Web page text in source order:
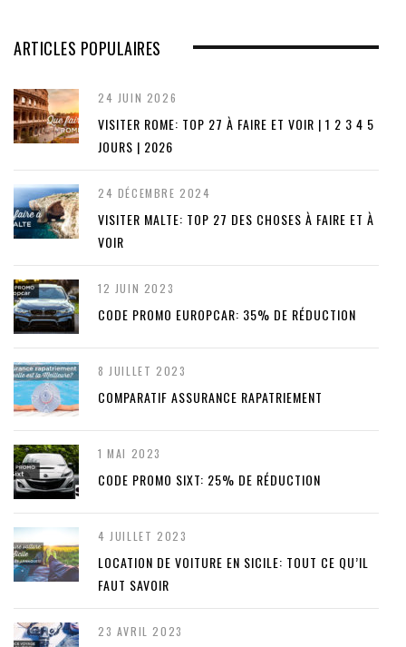
ARTICLES POPULAIRES
24 JUIN 2026
VISITER ROME: TOP 27 À FAIRE ET VOIR | 1 2 3 4 5
JOURS | 2026
24 DÉCEMBRE 2024
VISITER MALTE: TOP 27 DES CHOSES À FAIRE ET À
VOIR
12 JUIN 2023
CODE PROMO EUROPCAR: 35% DE RÉDUCTION
8 JUILLET 2023
COMPARATIF ASSURANCE RAPATRIEMENT
1 MAI 2023
CODE PROMO SIXT: 25% DE RÉDUCTION
4 JUILLET 2023
LOCATION DE VOITURE EN SICILE: TOUT CE QU’IL
FAUT SAVOIR
23 AVRIL 2023